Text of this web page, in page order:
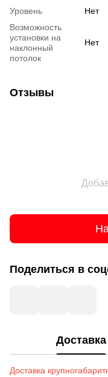
Уровень
Нет
Возможность
установки на
наклонный
потолок
Нет
Отзывы
Поделиться в
Доставка
Доставка